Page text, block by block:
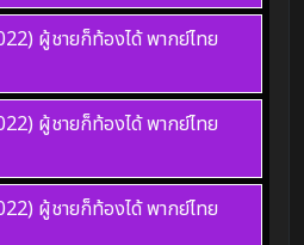
ผู้ชายก็ท้องได้ พากย์ไทย
ผู้ชายก็ท้องได้ พากย์ไทย
ผู้ชายก็ท้องได้ พากย์ไทย